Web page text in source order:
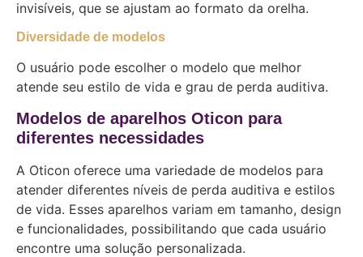
invisíveis, que se ajustam ao formato da orelha.
Diversidade de modelos
O usuário pode escolher o modelo que melhor
atende seu estilo de vida e grau de perda auditiva.
Modelos de aparelhos Oticon para
diferentes necessidades
A Oticon oferece uma variedade de modelos para
atender diferentes níveis de perda auditiva e estilos
de vida. Esses aparelhos variam em tamanho, design
e funcionalidades, possibilitando que cada usuário
encontre uma solução personalizada.